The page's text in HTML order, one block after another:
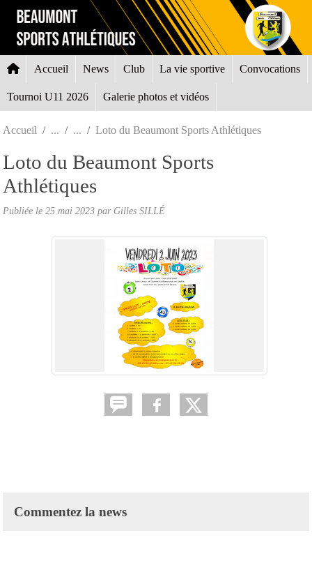
Accueil News Club La vie sportive Convocations
Tournoi U11 2026 Galerie photos et vidéos
Accueil Loto du Beaumont Sports Athlétiques
Loto du Beaumont Sports
Athlétiques
Publiée le 25 mai 2023 par Gilles SILLÉ
Commentez la news
Panneau de gestion des cookies